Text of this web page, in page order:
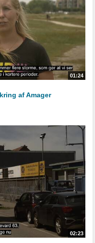
01:24
af Amager
02:23